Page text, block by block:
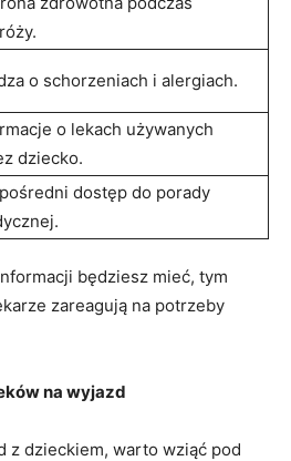
o schorzeniach i alergiach.
o lekach używanych
‌dziecko.
dostęp do porady
będziesz mieć, tym
zareagują‍ na potrzeby
na​ wyjazd
z dzieckiem, warto wziąć‌ pod